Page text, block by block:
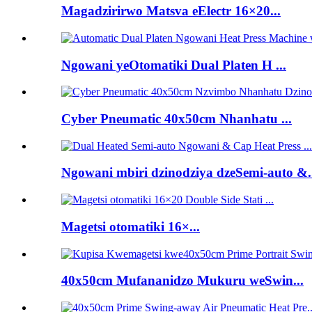
Magadzirirwo Matsva eElectr 16×20...
Ngowani yeOtomatiki Dual Platen H ...
Cyber ​​Pneumatic 40x50cm Nhanhatu ...
Ngowani mbiri dzinodziya dzeSemi-auto
Magetsi otomatiki 16×...
40x50cm Mufananidzo Mukuru weSwin...